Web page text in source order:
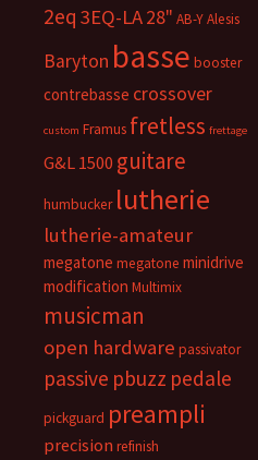
2eq 3EQ-LA28" AB-YAlesis
Baryton basse booster
contrebasse crossover
custom Framus fretless frettage
G&L 1500 guitare
humbucker lutherie
lutherie-amateur
megatone megatone minidrive
modification Multimix
musicman
open hardware passivator
passive pbuzz pedale
pickguard preampli
precision refinish